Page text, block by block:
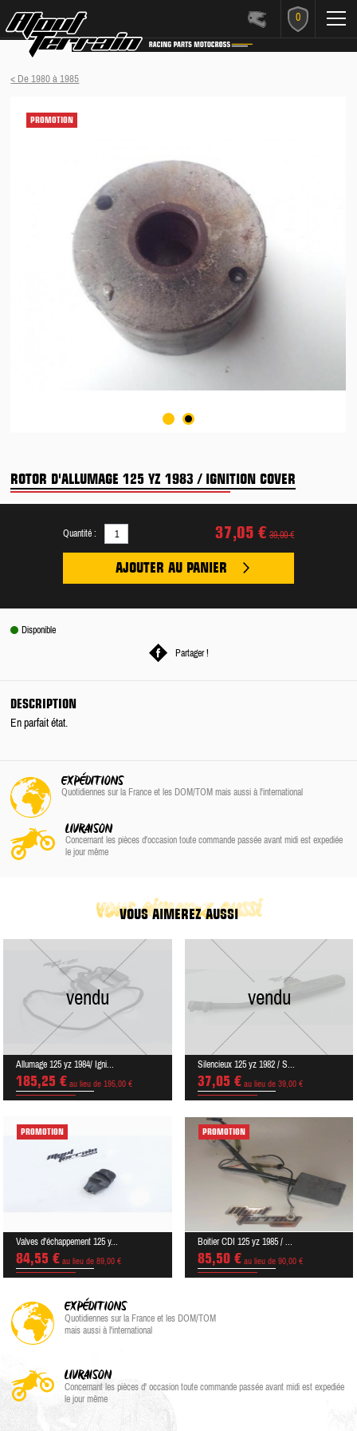
0
< De 1980 à 1985
PROMOTION
ROTOR D'ALLUMAGE 125 YZ 1983 / IGNITION COVER
37,05 € 39,00 €
Quantité :
AJOUTER AU PANIER
Disponible
Partager !
DESCRIPTION
En parfait état.
EXPÉDITIONS
Quotidiennes sur la Franceet les DOM/TOM mais aussi à l'international
LIVRAISON
Concernant les pièces d'occasion toute commande passée avant midi est expediée
le jour même
VOUS AIMEREZ AUSSI
vous aimerez aussi
vendu
Allumage 125 yz 1984/ Igni...
185,25 € au lieu de 195,00 €
vendu
Silencieux 125 yz 1982 / S...
37,05 € au lieu de 39,00 €
PROMOTION
Valves d'échappement 125 y...
84,55 € au lieu de 89,00 €
PROMOTION
Boitier CDI 125 yz 1985 / ...
85,50 € au lieu de 90,00 €
EXPÉDITIONS
Quotidiennes sur la France et les DOM/TOM
mais aussi à l'international
LIVRAISON
Concernant les pièces d' occasion toute commande passée avant midi est expediée
le jour même